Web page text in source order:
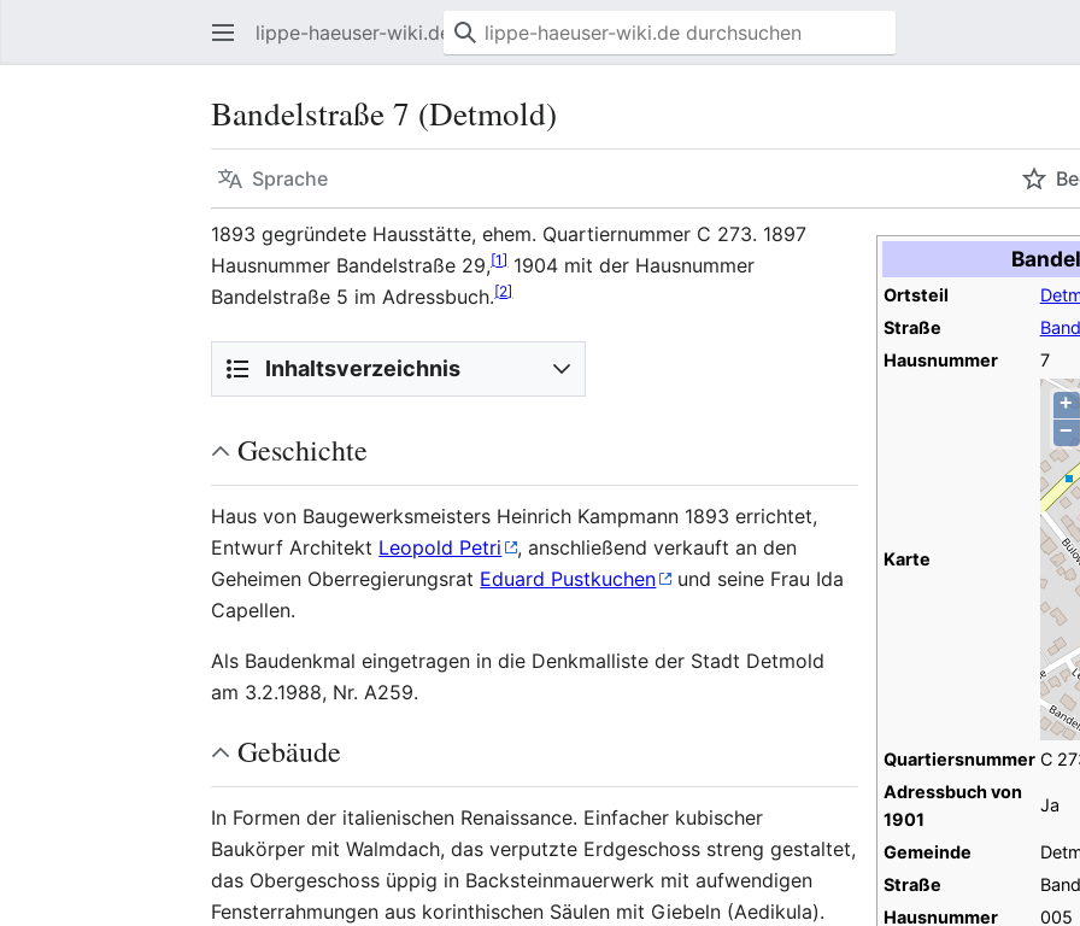
lippe-haeuser-wiki.de
Bandelstraße 7 (Detmold)
Sprache
Ortsteil
Straße
Hausnummer
7
Karte
+
−
Quartiersnummer C
Adressbuch von
1901
Ja
Gemeinde
Straße
Hausnummer
005
1893 gegründete Hausstätte, ehem. Quartiernummer C 273. 1897
Hausnummer Bandelstraße 29,[1]1904 mit der Hausnummer
Bandelstraße 5 im Adressbuch.[2]
Inhaltsverzeichnis
Geschichte
Haus von Baugewerksmeisters Heinrich Kampmann 1893 errichtet,
Entwurf Architekt Leopold Petri
, anschließend verkauft an den
Geheimen Oberregierungsrat Eduard Pustkuchen
und seine Frau Ida
Capellen.
Als Baudenkmal eingetragen in die Denkmalliste der Stadt Detmold
am 3.2.1988, Nr. A259.
Gebäude
In Formen der italienischen Renaissance. Einfacher kubischer
Baukörper mit Walmdach, das verputzte Erdgeschoss streng gestaltet,
das Obergeschoss üppig in Backsteinmauerwerk mit aufwendigen
Fensterrahmungen aus korinthischen Säulen mit Giebeln (Aedikula).